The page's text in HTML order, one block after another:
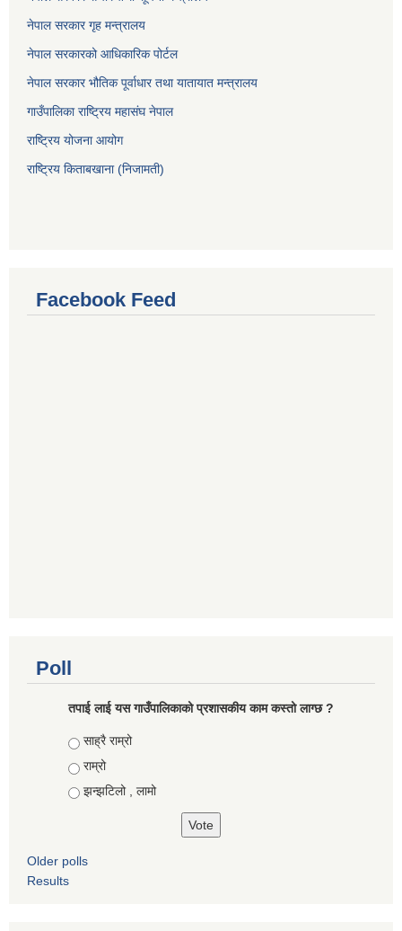
नेपाल सरकार गृह मन्त्रालय
नेपाल सरकारको आधिकारिक पोर्टल
नेपाल सरकार भौतिक पूर्वाधार तथा यातायात मन्त्रालय
गाउँपालिका राष्ट्रिय महासंघ नेपाल
राष्ट्रिय योजना आयोग
राष्ट्रिय किताबखाना (निजामती)
Facebook Feed
Poll
तपाई लाई यस गाउँपालिकाको प्रशासकीय काम कस्तो लाग्छ ?
Choices
साह्रै राम्रो
राम्रो
झन्झटिलो , लामो
Older polls
Results